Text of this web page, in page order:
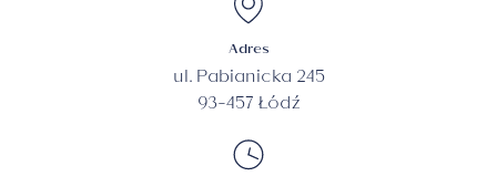
Adres
ul. Pabianicka 245
93-457 Łódź